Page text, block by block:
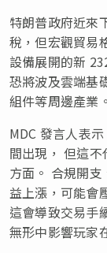
特朗普政府近來
稅，但宏觀貿易
設備展開的新
恐將波及雲端基
組件等周邊產業。
MDC 發言人表
間出現， 但這
方面。 合規開
益上漲，可能會
這會導致交易手
無形中影響玩家